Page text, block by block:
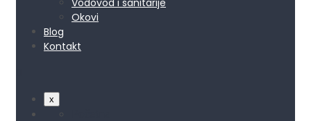
Vodovod i sanitarije
Okovi
Blog
Kontakt
x